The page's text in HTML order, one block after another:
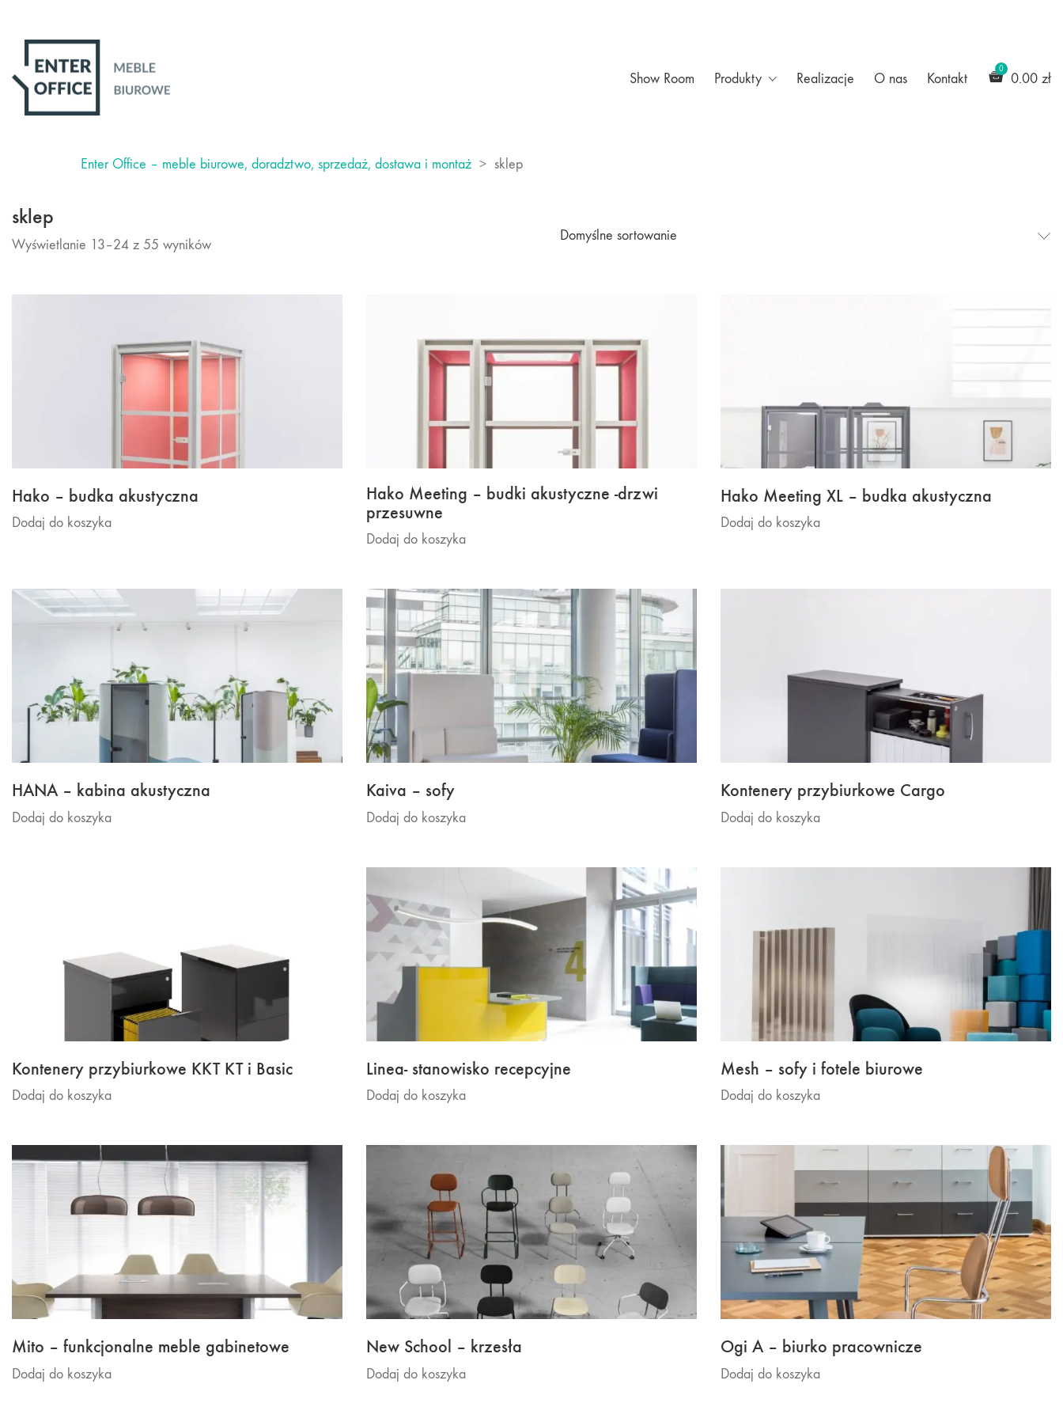
Show Room Produkty Realizacje O nas Kontakt 0.00 zł
Enter Office – meble biurowe, doradztwo, sprzedaż, dostawa i montaż > sklep
sklep
Wyświetlanie 13–24 z 55 wyników
Domyślne sortowanie
Hako – budka akustyczna
Dodaj do koszyka
Hako Meeting – budki akustyczne -drzwi
przesuwne
Dodaj do koszyka
Hako Meeting XL – budka akustyczna
Dodaj do koszyka
HANA – kabina akustyczna
Dodaj do koszyka
Kaiva – sofy
Dodaj do koszyka
Kontenery przybiurkowe Cargo
Dodaj do koszyka
Kontenery przybiurkowe KKT KT i Basic
Dodaj do koszyka
Linea- stanowisko recepcyjne
Dodaj do koszyka
Mesh – sofy i fotele biurowe
Dodaj do koszyka
Mito – funkcjonalne meble gabinetowe
Dodaj do koszyka
New School – krzesła
Dodaj do koszyka
Ogi A – biurko pracownicze
Dodaj do koszyka